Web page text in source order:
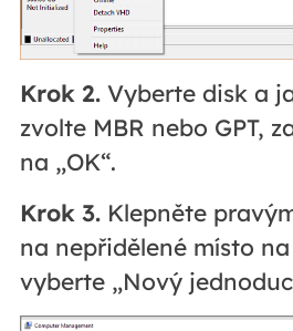
Krok 2.Vyberte disk a
zvolte MBR nebo GPT,
na „OK“.
Krok 3.Klepněte
na nepřidělené místo
vyberte „Nový